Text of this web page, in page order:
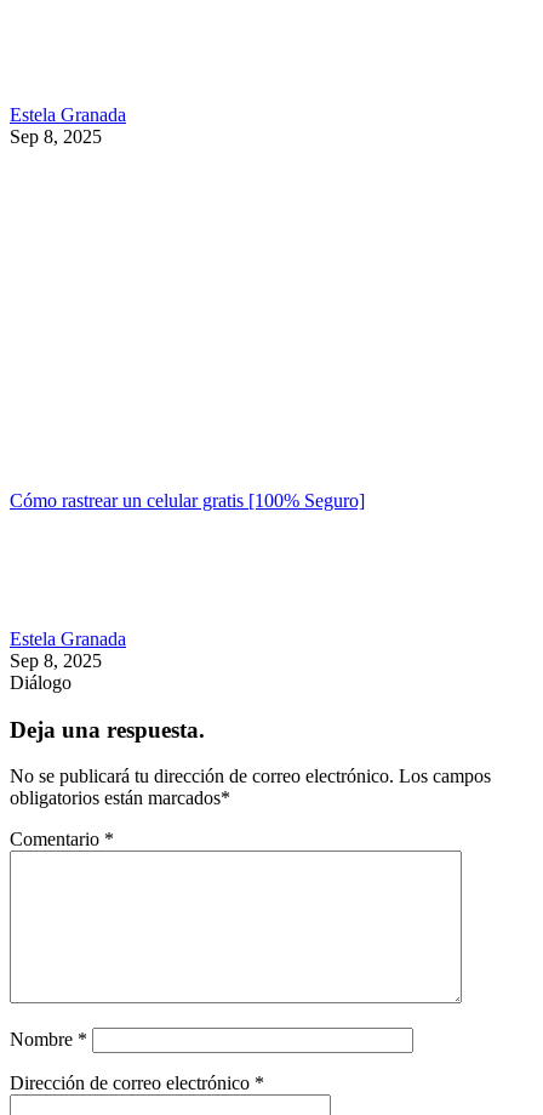
Estela Granada
Sep 8, 2025
Cómo rastrear un celular gratis [100% Seguro]
Estela Granada
Sep 8, 2025
Diálogo
Deja una respuesta.
No se publicará tu dirección de correo electrónico. Los campos
obligatorios están marcados*
Comentario *
Nombre *
Dirección de correo electrónico *